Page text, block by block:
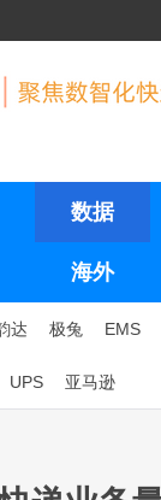
数据
海外
达 极兔 EMS
UPS 亚马逊